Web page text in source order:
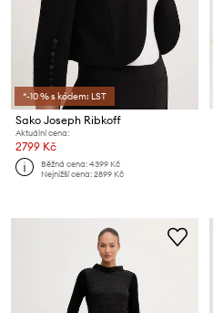
*-10 % s kódem: LST
Sako Joseph Ribkoff
Aktuální cena:
2799 Kč
Běžná cena:4399 Kč
Nejnižší cena:2899 Kč